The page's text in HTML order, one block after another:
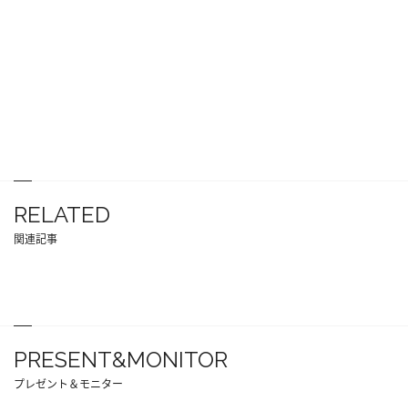
RELATED
関連記事
PRESENT&MONITOR
プレゼント＆モニター